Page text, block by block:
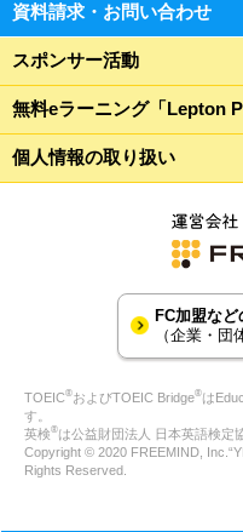
資料請求・お問い合わせ
スポンサー活動
無料eラーニング「Lepton
個人情報の取り扱い
FC加盟な
（企業・団
TOEIC®およびTOEIC Bridge®は
す。
英検®は公益財団法人 日本英語検定
Copyright © 2020 FREEMIND,
Rights Reserved.